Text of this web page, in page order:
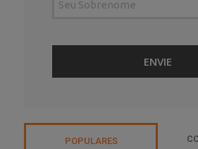
POPULARES